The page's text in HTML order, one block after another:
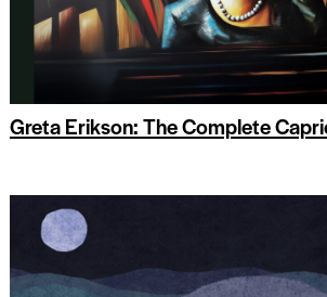
Greta Erikson: The Complete